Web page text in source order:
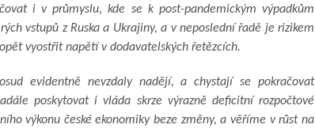
i v průmyslu, kde se k post-pandemickým výpadkům
vstupů z Ruska a Ukrajiny, a v neposlední řadě je rizikem
vyostřit napětí v dodavatelských řetězcích.
evidentně nevzdaly nadějí, a chystají se pokračovat
poskytovat i vláda skrze výrazně deficitní rozpočtové
výkonu české ekonomiky beze změny, a věříme v růst na